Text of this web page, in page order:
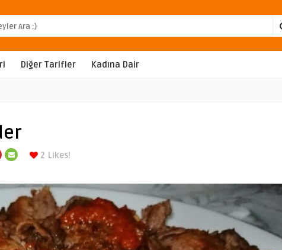
Diğer Tarifler Kadına Dair
2 Likes!